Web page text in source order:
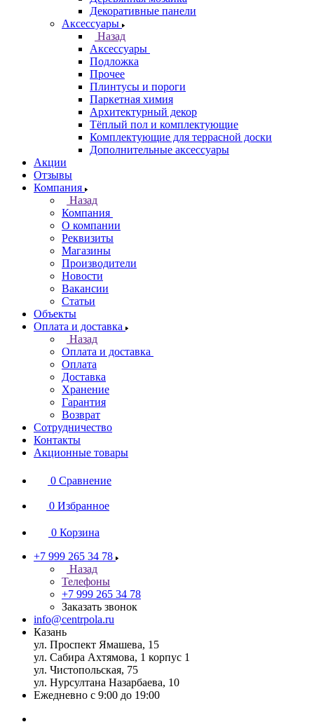
Декоративные панели
Аксессуары
Назад
Аксессуары
Подложка
Прочее
Плинтусы и пороги
Паркетная химия
Архитектурный декор
Тёплый пол и комплектующие
Комплектующие для террасной доски
Дополнительные аксессуары
Акции
Отзывы
Компания
Назад
Компания
О компании
Реквизиты
Магазины
Производители
Новости
Вакансии
Статьи
Объекты
Оплата и доставка
Назад
Оплата и доставка
Оплата
Доставка
Хранение
Гарантия
Возврат
Сотрудничество
Контакты
Акционные товары
0 Сравнение
0 Избранное
0 Корзина
+7 999 265 34 78
Назад
Телефоны
+7 999 265 34 78
Заказать звонок
info@centrpola.ru
Казань
ул. Проспект Ямашева, 15
ул. Сабира Ахтямова, 1 корпус 1
ул. Чистопольская, 75
ул. Нурсултана Назарбаева, 10
Ежедневно с 9:00 до 19:00